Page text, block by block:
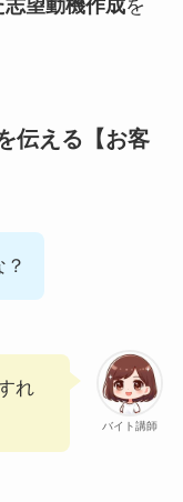
望動機作成を
伝える【お客
バイト講師
れ